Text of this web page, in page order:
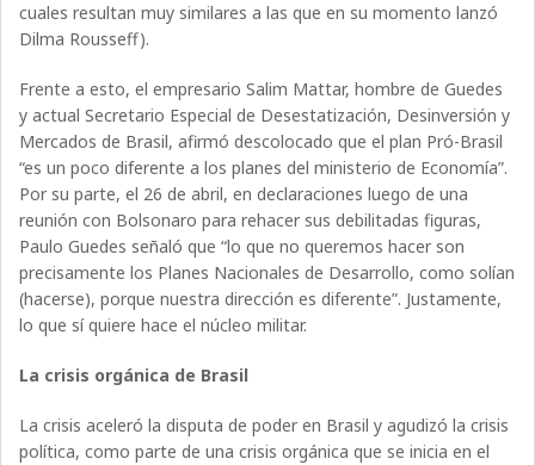
cuales resultan muy similares a las que en su momento lanzó
Dilma Rousseff).
Frente a esto, el empresario Salim Mattar, hombre de Guedes
y actual Secretario Especial de Desestatización, Desinversión y
Mercados de Brasil, afirmó descolocado que el plan Pró-Brasil
“es un poco diferente a los planes del ministerio de Economía”.
Por su parte, el 26 de abril, en declaraciones luego de una
reunión con Bolsonaro para rehacer sus debilitadas figuras,
Paulo Guedes señaló que “lo que no queremos hacer son
precisamente los Planes Nacionales de Desarrollo, como solían
(hacerse), porque nuestra dirección es diferente”. Justamente,
lo que sí quiere hace el núcleo militar.
La crisis orgánica de Brasil
La crisis aceleró la disputa de poder en Brasil y agudizó la crisis
política, como parte de una crisis orgánica que se inicia en el